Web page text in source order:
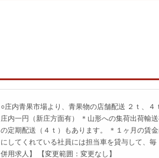
○庄内青果市場より、青果物の店舗配送 ２ｔ、
庄内一円（新庄方面有） ＊山形への集荷出荷輸
の定期配送（４ｔ）もあります。 ＊１ヶ月の賃
にしてくれている社員には担当車を貸与して、
併用求人】 【変更範囲：変更なし】